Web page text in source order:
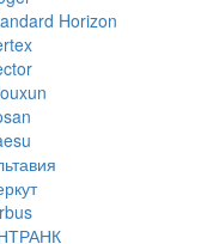
Horizon